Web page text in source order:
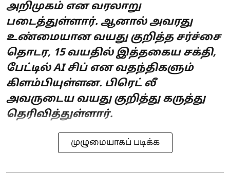
அறிமுகம் என வரலாறு
படைத்துள்ளார். ஆனால் அவரது
உண்மையான வயது குறித்த சர்ச்சை
தொடர, 15 வயதில் இத்தகைய சக்தி,
பேட்டில் AI சிப் என வதந்திகளும்
கிளம்பியுள்ளன. பிரெட் லீ
அவருடைய வயது குறித்து கருத்து
தெரிவித்துள்ளார்.
முழுமையாகப் படிக்க